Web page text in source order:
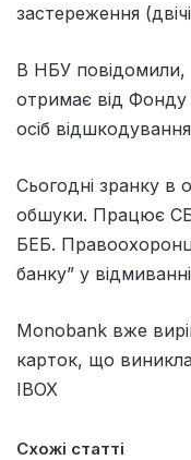
застереження
В НБУ
отримає від Фонду
осіб
Сьогодні зранку в
обшуки. Працює
БЕБ.
банку” у
Monobank вже
карток, що
IBOX
Схожі статті